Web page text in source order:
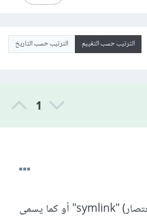
الترتيب حسب التقييم الترتيب حسب التاريخ
1
يجب عليك إنشاء ارتباط رمزي (ملف اختصار) "symlink" أو كما يسمى